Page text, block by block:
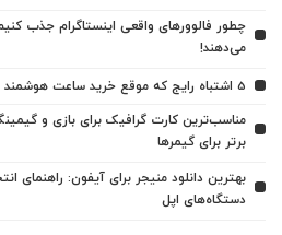
چطور فالوورهای واقعی اینستاگرام جذب
می‌دهند!
5 اشتباه رایج که موقع خرید ساعت هوشمند طرح اپل واچ نباید انجام بدید!
برتر برای گیمرها
بهترین دانلود منیجر برای آیفون: راهنمای
دستگاه‌های اپل